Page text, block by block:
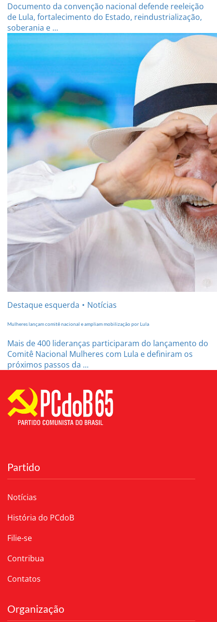
Documento da convenção nacional defende reeleição
de Lula, fortalecimento do Estado, reindustrialização,
soberania e ...
Destaque esquerda Notícias
Mulheres lançam comitê nacional e ampliam mobilização por Lula
Mais de 400 lideranças participaram do lançamento do
Comitê Nacional Mulheres com Lula e definiram os
próximos passos da ...
Partido
Notícias
História do PCdoB
Filie-se
Contribua
Contatos
Organização